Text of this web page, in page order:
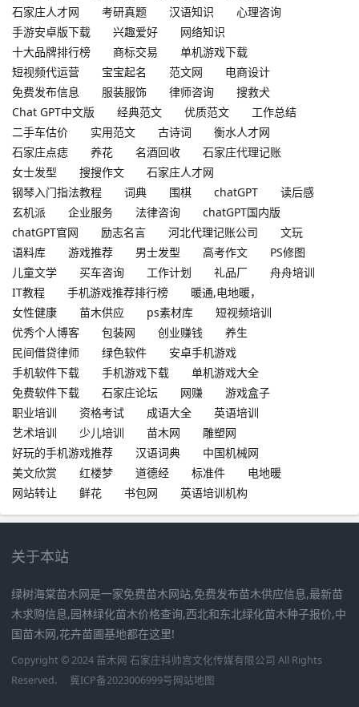
石家庄人才网
考研真题 汉语知识
心理咨询
手游安卓版下载
兴趣爱好
网络知识
十大品牌排行榜
商标交易
单机游戏下载
短视频代运营
宝宝起名 范文网
电商设计
免费发布信息
服装服饰 律师咨询
搜救犬
Chat GPT中文版
经典范文 优质范文
工作总结
二手车估价
实用范文 古诗词
衡水人才网
石家庄点痣
养花 名酒回收
石家庄代理记账
女士发型
搜搜作文
石家庄人才网
钢琴入门指法教程
词典 围棋 chatGPT
读后感
玄机派
企业服务 法律咨询
chatGPT国内版
chatGPT官网
励志名言 河北代理记账公司
文玩
语料库
游戏推荐 男士发型 高考作文
PS修图
儿童文学
买车咨询 工作计划 礼品厂
舟舟培训
IT教程
手机游戏推荐排行榜
暖通,电地暖，
女性健康
苗木供应 ps素材库
短视频培训
优秀个人博客
包装网 创业赚钱
养生
民间借贷律师
绿色软件
安卓手机游戏
手机软件下载
手机游戏下载
单机游戏大全
免费软件下载
石家庄论坛 网赚
游戏盒子
职业培训
资格考试 成语大全
英语培训
艺术培训
少儿培训 苗木网
雕塑网
好玩的手机游戏推荐
汉语词典
中国机械网
美文欣赏
红楼梦 道德经 标准件
电地暖
网站转让
鲜花 书包网 英语培训机构
关于本站
绿树海棠苗木网是一家免费苗木网站,免费发布苗木供应信息,最新苗
木求购信息,园林绿化苗木价格查询,西北和东北绿化苗木种子报价,中
国苗木网,花卉苗圃基地都在这里!
Copyright © 2024 苗木网 石家庄抖帅宫文化传媒有限公司 All Rights
Reserved.
冀ICP备2023006999号网站地图